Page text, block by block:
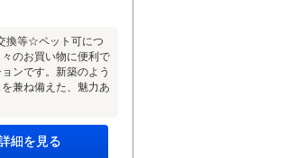
換等☆ペット可につ
のお買い物に便利で
ンです。新築のよう
兼ね備えた、魅力あ
細を見る